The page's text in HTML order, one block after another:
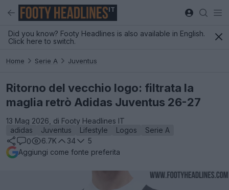
IT
Did you know? Footy Headlines is also available in English.
Click here to switch.
Home Serie A Juventus
Ritorno del vecchio logo: filtrata la
maglia retrò Adidas Juventus 26-27
13 Mag 2026, di Footy Headlines IT
adidas
Juventus Lifestyle Logos
Serie A
0
6.7K 34
5
Aggiungi come fonte preferita